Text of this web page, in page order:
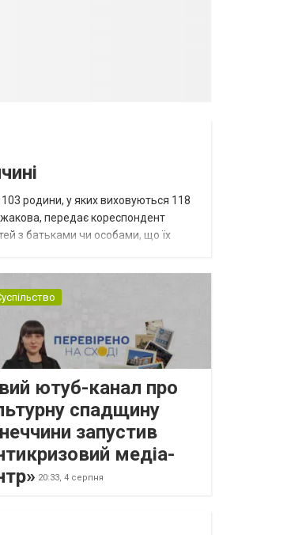
родини, у яких виховуються 118
передає кореспондент
з батьками чи особами, що їх
ютуб-канал про
спадщину
запустив
медіа-
20:33, 4 серпня